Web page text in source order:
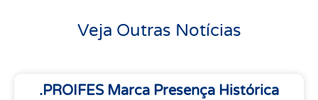
Veja Outras Notícias
.PROIFES Marca Presença Histórica